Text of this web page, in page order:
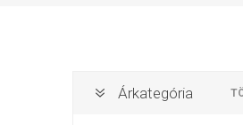
Kiegészítők
Árkategória